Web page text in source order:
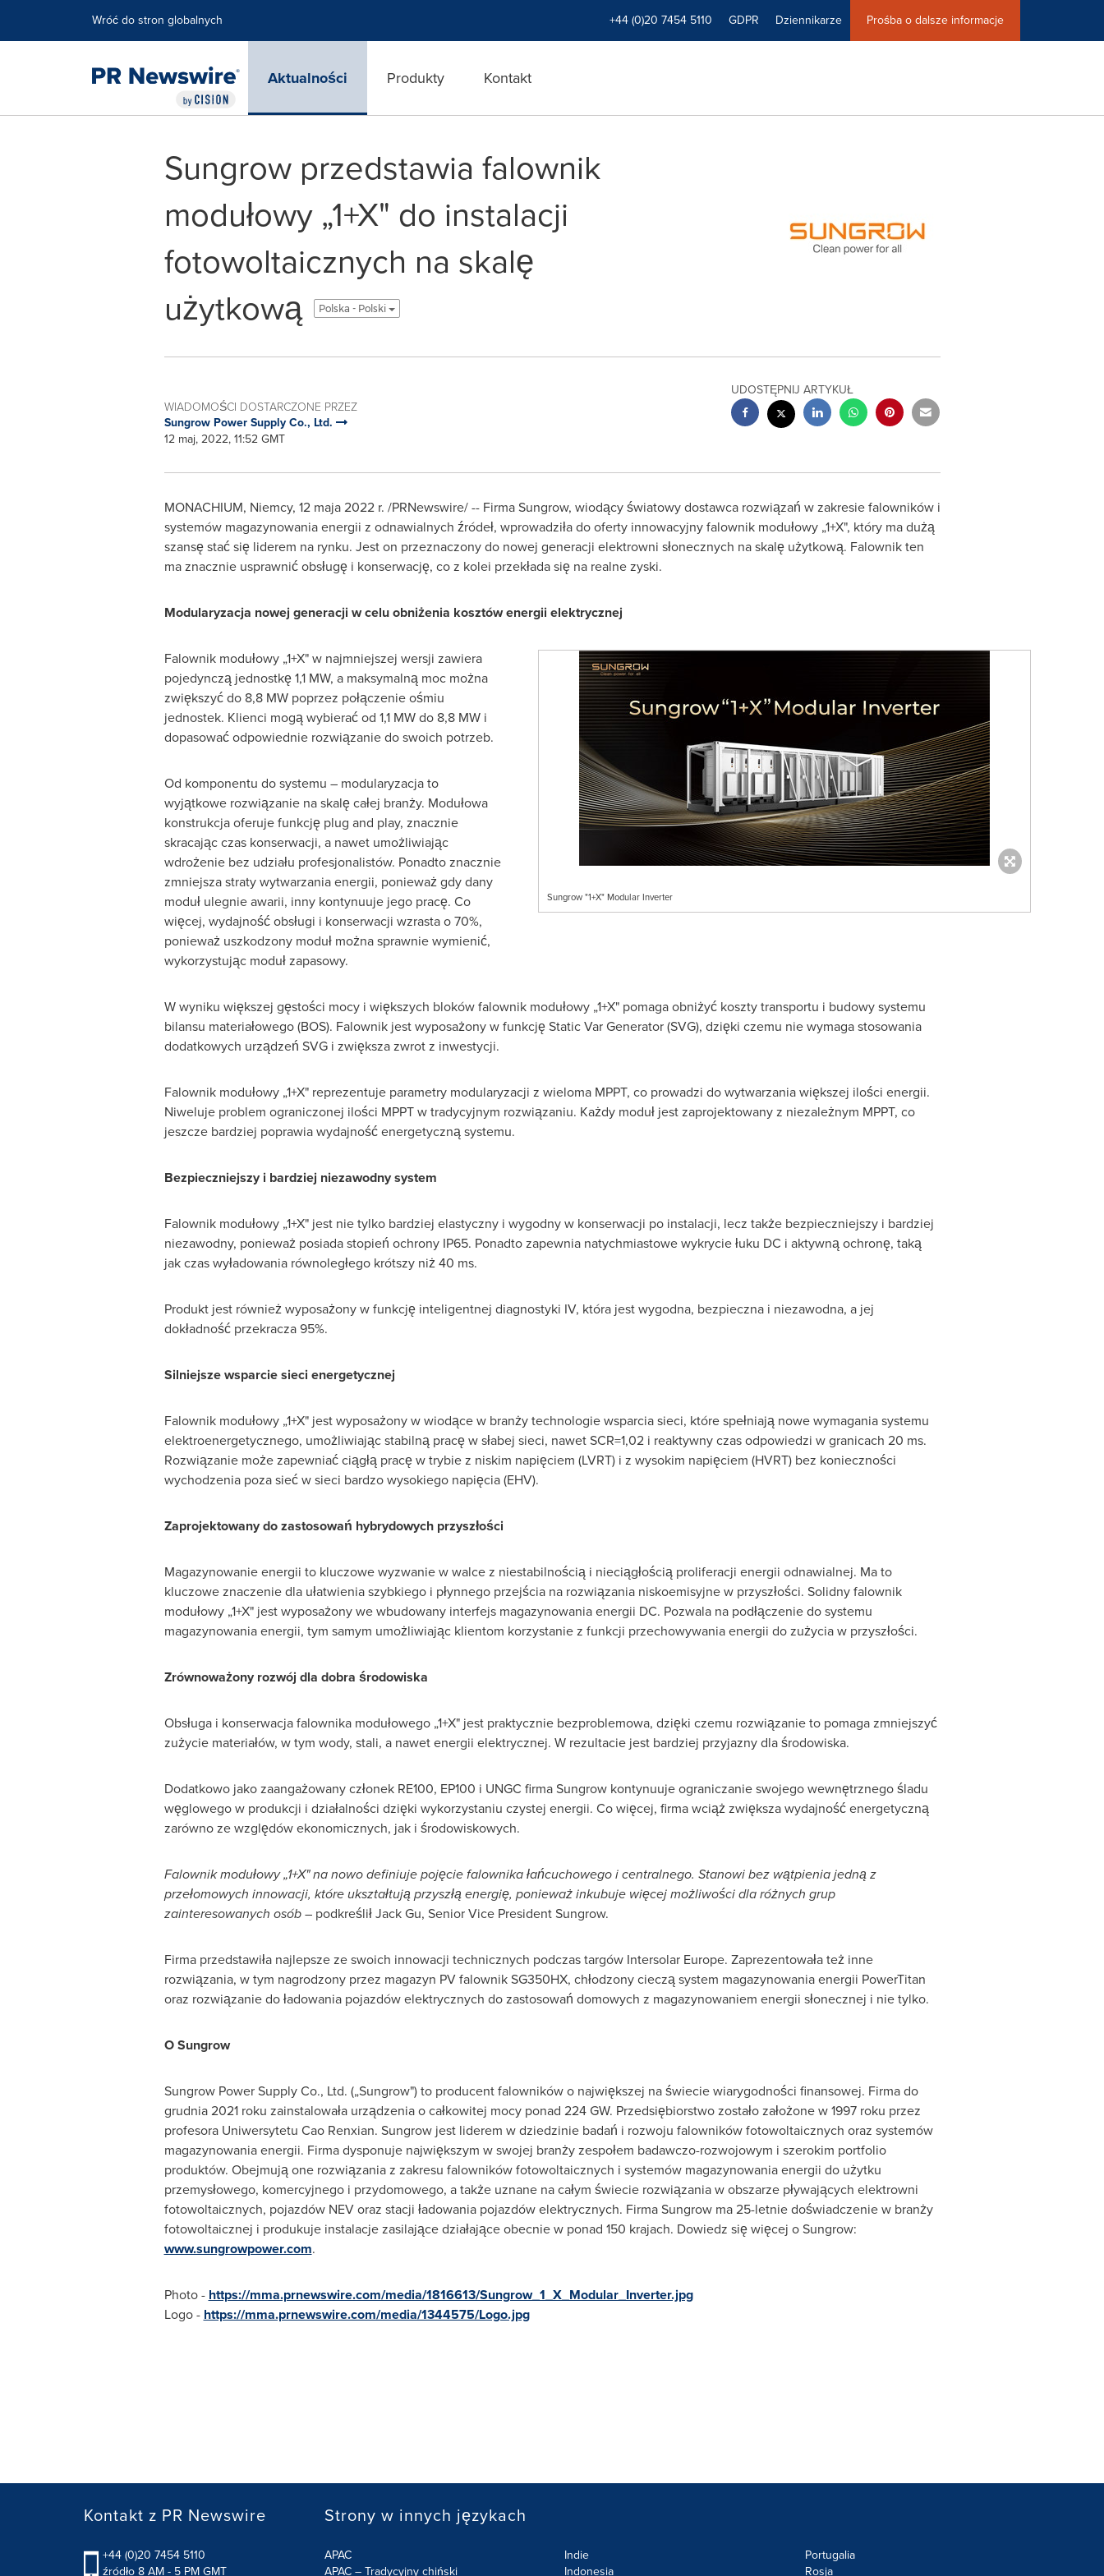
Wróć do stron globalnych +44 (0)20 7454 5110 GDPR Dziennikarze Prośba o dalsze informacje
Aktualności Produkty Kontakt
Sungrow przedstawia falownik
modułowy „1+X" do instalacji
fotowoltaicznych na skalę
użytkową
Polska - Polski
WIADOMOŚCI DOSTARCZONE PRZEZ
Sungrow Power Supply Co., Ltd.
12 maj, 2022, 11:52 GMT
UDOSTĘPNIJ ARTYKUŁ
MONACHIUM, Niemcy, 12 maja 2022 r. /PRNewswire/ -- Firma Sungrow, wiodący światowy dostawca rozwiązań w zakresie falowników i
systemów magazynowania energii z odnawialnych źródeł, wprowadziła do oferty innowacyjny falownik modułowy „1+X", który ma dużą
szansę stać się liderem na rynku. Jest on przeznaczony do nowej generacji elektrowni słonecznych na skalę użytkową. Falownik ten
ma znacznie usprawnić obsługę i konserwację, co z kolei przekłada się na realne zyski.
Modularyzacja nowej generacji w celu obniżenia kosztów energii elektrycznej
Sungrow "1+X" Modular Inverter
Falownik modułowy „1+X" w najmniejszej wersji zawiera
pojedynczą jednostkę 1,1 MW, a maksymalną moc można
zwiększyć do 8,8 MW poprzez połączenie ośmiu
jednostek. Klienci mogą wybierać od 1,1 MW do 8,8 MW i
dopasować odpowiednie rozwiązanie do swoich potrzeb.
Od komponentu do systemu – modularyzacja to
wyjątkowe rozwiązanie na skalę całej branży. Modułowa
konstrukcja oferuje funkcję plug and play, znacznie
skracając czas konserwacji, a nawet umożliwiając
wdrożenie bez udziału profesjonalistów. Ponadto znacznie
zmniejsza straty wytwarzania energii, ponieważ gdy dany
moduł ulegnie awarii, inny kontynuuje jego pracę. Co
więcej, wydajność obsługi i konserwacji wzrasta o 70%,
ponieważ uszkodzony moduł można sprawnie wymienić,
wykorzystując moduł zapasowy.
W wyniku większej gęstości mocy i większych bloków falownik modułowy „1+X" pomaga obniżyć koszty transportu i budowy systemu
bilansu materiałowego (BOS). Falownik jest wyposażony w funkcję Static Var Generator (SVG), dzięki czemu nie wymaga stosowania
dodatkowych urządzeń SVG i zwiększa zwrot z inwestycji.
Falownik modułowy „1+X" reprezentuje parametry modularyzacji z wieloma MPPT, co prowadzi do wytwarzania większej ilości energii.
Niweluje problem ograniczonej ilości MPPT w tradycyjnym rozwiązaniu. Każdy moduł jest zaprojektowany z niezależnym MPPT, co
jeszcze bardziej poprawia wydajność energetyczną systemu.
Bezpieczniejszy i bardziej niezawodny system
Falownik modułowy „1+X" jest nie tylko bardziej elastyczny i wygodny w konserwacji po instalacji, lecz także bezpieczniejszy i bardziej
niezawodny, ponieważ posiada stopień ochrony IP65. Ponadto zapewnia natychmiastowe wykrycie łuku DC i aktywną ochronę, taką
jak czas wyładowania równoległego krótszy niż 40 ms.
Produkt jest również wyposażony w funkcję inteligentnej diagnostyki IV, która jest wygodna, bezpieczna i niezawodna, a jej
dokładność przekracza 95%.
Silniejsze wsparcie sieci energetycznej
Falownik modułowy „1+X" jest wyposażony w wiodące w branży technologie wsparcia sieci, które spełniają nowe wymagania systemu
elektroenergetycznego, umożliwiając stabilną pracę w słabej sieci, nawet SCR=1,02 i reaktywny czas odpowiedzi w granicach 20 ms.
Rozwiązanie może zapewniać ciągłą pracę w trybie z niskim napięciem (LVRT) i z wysokim napięciem (HVRT) bez konieczności
wychodzenia poza sieć w sieci bardzo wysokiego napięcia (EHV).
Zaprojektowany do zastosowań hybrydowych przyszłości
Magazynowanie energii to kluczowe wyzwanie w walce z niestabilnością i nieciągłością proliferacji energii odnawialnej. Ma to
kluczowe znaczenie dla ułatwienia szybkiego i płynnego przejścia na rozwiązania niskoemisyjne w przyszłości. Solidny falownik
modułowy „1+X" jest wyposażony we wbudowany interfejs magazynowania energii DC. Pozwala na podłączenie do systemu
magazynowania energii, tym samym umożliwiając klientom korzystanie z funkcji przechowywania energii do zużycia w przyszłości.
Zrównoważony rozwój dla dobra środowiska
Obsługa i konserwacja falownika modułowego „1+X" jest praktycznie bezproblemowa, dzięki czemu rozwiązanie to pomaga zmniejszyć
zużycie materiałów, w tym wody, stali, a nawet energii elektrycznej. W rezultacie jest bardziej przyjazny dla środowiska.
Dodatkowo jako zaangażowany członek RE100, EP100 i UNGC firma Sungrow kontynuuje ograniczanie swojego wewnętrznego śladu
węglowego w produkcji i działalności dzięki wykorzystaniu czystej energii. Co więcej, firma wciąż zwiększa wydajność energetyczną
zarówno ze względów ekonomicznych, jak i środowiskowych.
Falownik modułowy „1+X" na nowo definiuje pojęcie falownika łańcuchowego i centralnego. Stanowi bez wątpienia jedną z
przełomowych innowacji, które ukształtują przyszłą energię, ponieważ inkubuje więcej możliwości dla różnych grup
zainteresowanych osób– podkreśliłJack Gu, Senior Vice President Sungrow.
Firma przedstawiła najlepsze ze swoich innowacji technicznych podczas targów Intersolar Europe. Zaprezentowała też inne
rozwiązania, w tym nagrodzony przez magazyn PV falownik SG350HX, chłodzony cieczą system magazynowania energii PowerTitan
oraz rozwiązanie do ładowania pojazdów elektrycznych do zastosowań domowych z magazynowaniem energii słonecznej i nie tylko.
O Sungrow
Sungrow Power Supply Co., Ltd. („Sungrow") to producent falowników o największej na świecie wiarygodności finansowej. Firma do
grudnia 2021 roku zainstalowała urządzenia o całkowitej mocy ponad 224 GW. Przedsiębiorstwo zostało założone w 1997 roku przez
profesora Uniwersytetu Cao Renxian. Sungrow jest liderem w dziedzinie badań i rozwoju falowników fotowoltaicznych oraz systemów
magazynowania energii. Firma dysponuje największym w swojej branży zespołem badawczo-rozwojowym i szerokim portfolio
produktów. Obejmują one rozwiązania z zakresu falowników fotowoltaicznych i systemów magazynowania energii do użytku
przemysłowego, komercyjnego i przydomowego, a także uznane na całym świecie rozwiązania w obszarze pływających elektrowni
fotowoltaicznych, pojazdów NEV oraz stacji ładowania pojazdów elektrycznych. Firma Sungrow ma 25-letnie doświadczenie w branży
fotowoltaicznej i produkuje instalacje zasilające działające obecnie w ponad 150 krajach. Dowiedz się więcej o Sungrow:
www.sungrowpower.com.
Photo - https://mma.prnewswire.com/media/1816613/Sungrow_1_X_Modular_Inverter.jpg
Logo - https://mma.prnewswire.com/media/1344575/Logo.jpg
Kontakt z PR Newswire
+44 (0)20 7454 5110
źródło 8 AM - 5 PM GMT
Strony w innych językach
APAC
APAC – Tradycyjny chiński
Indie
Indonesia
Portugalia
Rosja